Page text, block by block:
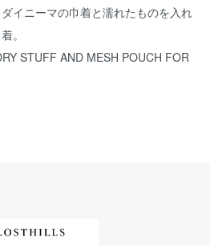
イニーマの巾着と濡れたものを入れ
。
STUFF AND MESH POUCH FOR